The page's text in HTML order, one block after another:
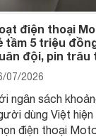
điện thoại
tầm 5 triệu
đội, pin trâu
07/2026
ngân sách
dùng Việt
điện thoại